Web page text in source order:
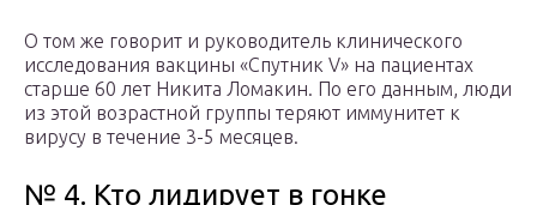
О том же говорит и руководитель клинического
исследования вакцины «Спутник V» на пациентах
старше 60 лет Никита Ломакин. По его данным, люди
из этой возрастной группы теряют иммунитет к
вирусу в течение 3-5 месяцев.
№ 4. Кто лидирует в гонке